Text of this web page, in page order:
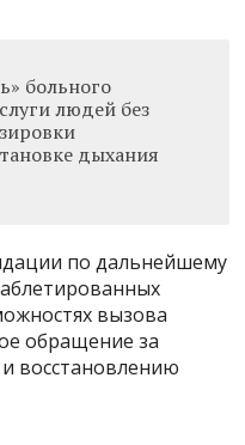
больного
людей без
дыхания
по дальнейшему
вызова
обращение за
восстановлению